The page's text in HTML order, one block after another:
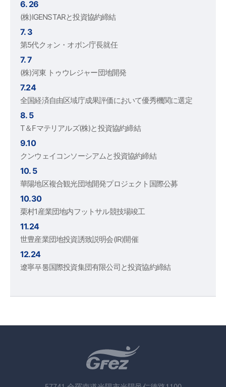
6. 26
(株)IGENSTARと投資協約締結
7. 3
第5代クォン・オボン庁長就任
7. 7
(株)河東 トゥウレジャー団地開発
7.24
全国経済自由区域庁成果評価において優秀機関に選定
8. 5
T＆Fマテリアルズ(株)と投資協約締結
9.10
クンウェイコンソーシアムと投資協約締結
10. 5
華陽地区複合観光団地開発プロジェクト国際公募
10.30
栗村1産業団地内フットサル競技場竣工
11.24
世豊産業団地投資誘致説明会(IR)開催
12.24
遼寧푸통国際投資集団有限公司と投資協約締結